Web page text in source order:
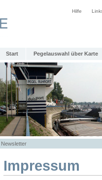
Hilfe
Start Pegelauswahl über Karte
Newsletter
Impressum